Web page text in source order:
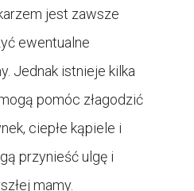
jest zawsze
ewentualne
Jednak istnieje kilka
pomóc złagodzić
ciepłe kąpiele i
przynieść ulgę i
mamy.